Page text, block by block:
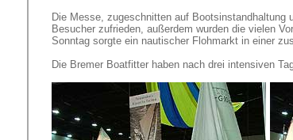
Die Messe, zugeschnitten auf Bootsinstandhaltung
Besucher zufrieden, außerdem wurden die vielen
Sonntag sorgte ein nautischer Flohmarkt in einer
Die Bremer Boatfitter haben nach drei intensiven